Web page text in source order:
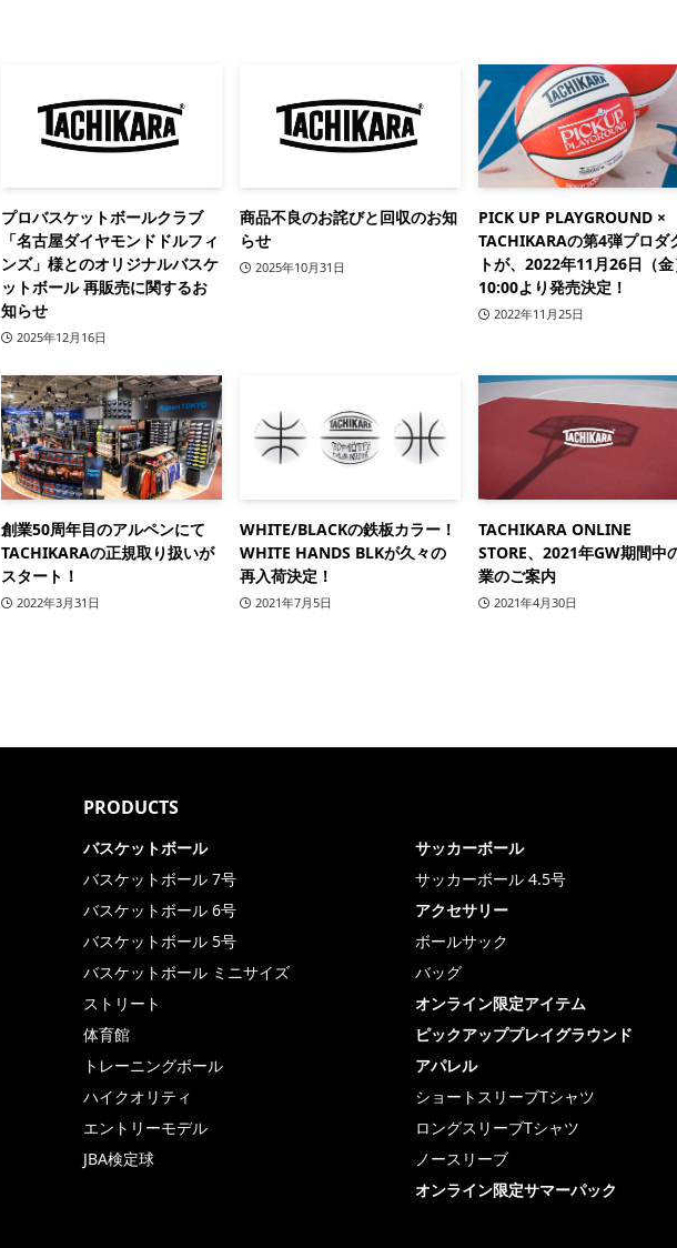
プロバスケットボールクラブ
「名古屋ダイヤモンドドルフィ
ンズ」様とのオリジナルバスケ
ットボール 再販売に関するお
知らせ
2025年12月16日
商品不良のお詫びと回収のお知
らせ
2025年10月31日
PICK UP PLAYGROUND ×
TACHIKARAの第4弾プロダ
トが、2022年11月26日（
10:00より発売決定！
2022年11月25日
創業50周年目のアルペンにて
TACHIKARAの正規取り扱いが
スタート！
2022年3月31日
WHITE/BLACKの鉄板カラー！
WHITE HANDS BLKが久々の
再入荷決定！
2021年7月5日
TACHIKARA ONLINE
STORE、2021年GW期間中
業のご案内
2021年4月30日
PRODUCTS
バスケットボール
バスケットボール 7号
バスケットボール 6号
バスケットボール 5号
バスケットボール ミニサイズ
ストリート
体育館
トレーニングボール
ハイクオリティ
エントリーモデル
JBA検定球
サッカーボール
サッカーボール 4.5号
アクセサリー
ボールサック
バッグ
オンライン限定アイテム
ピックアッププレイグラウンド
アパレル
ショートスリーブTシャツ
ロングスリーブTシャツ
ノースリーブ
オンライン限定サマーパック